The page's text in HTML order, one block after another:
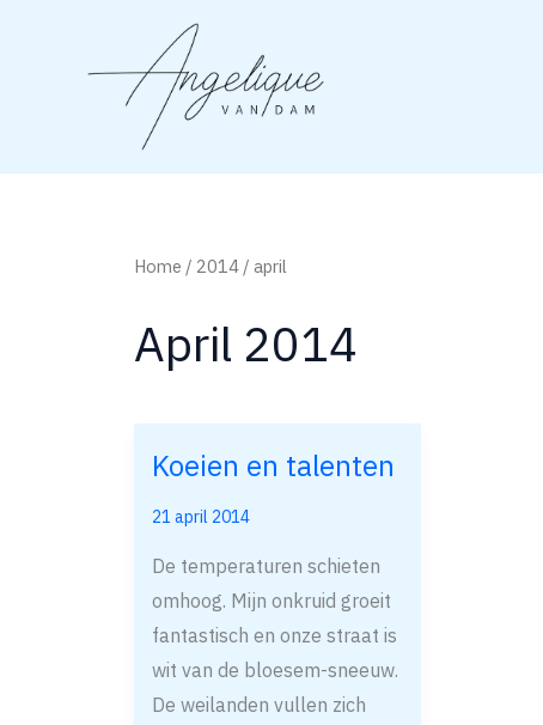
Home / 2014 / april
April 2014
Koeien en talenten
21 april 2014
De temperaturen schieten
omhoog. Mijn onkruid groeit
fantastisch en onze straat is
wit van de bloesem-sneeuw.
De weilanden vullen zich
Koeien
talenten